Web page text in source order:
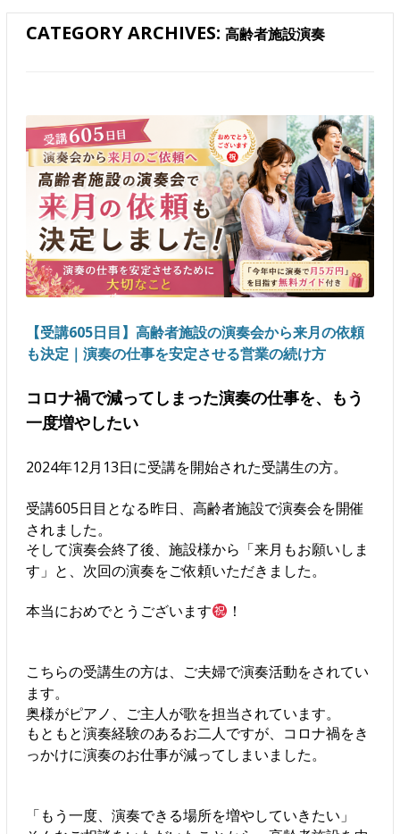
CATEGORY ARCHIVES: 高齢者施設演奏
【受講605日目】高齢者施設の演奏会から来月の依頼
も決定｜演奏の仕事を安定させる営業の続け方
コロナ禍で減ってしまった演奏の仕事を、もう
一度増やしたい
2024年12月13日に受講を開始された受講生の方。
受講605日目となる昨日、高齢者施設で演奏会を開催
されました。
そして演奏会終了後、施設様から「来月もお願いしま
す」と、次回の演奏をご依頼いただきました。
本当におめでとうございます ！
こちらの受講生の方は、ご夫婦で演奏活動をされてい
ます。
奥様がピアノ、ご主人が歌を担当されています。
もともと演奏経験のあるお二人ですが、コロナ禍をき
っかけに演奏のお仕事が減ってしまいました。
「もう一度、演奏できる場所を増やしていきたい」